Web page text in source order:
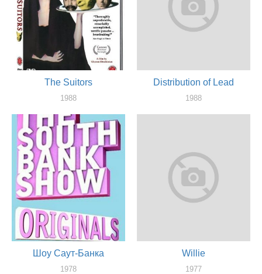
The Suitors
1988
Distribution of Lead
1988
Шоу Саут-Банка
1978
Willie
1977